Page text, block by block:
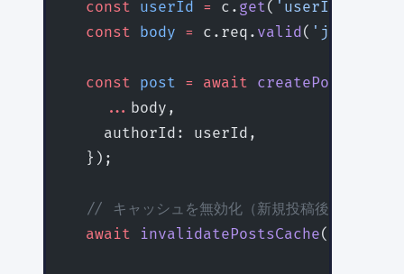
  const
userId = c. get( 'userId'
  const
body = c.req. valid( 'json'
  const
post = await createPostInDB
    ...
body,
    authorId: userId,
  });
  // キャッシュを無効化（新規投稿後）
  await
invalidatePostsCache(c.env.